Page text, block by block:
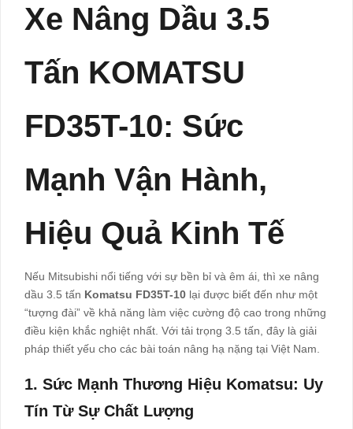
Xe Nâng Dầu 3.5
Tấn KOMATSU
FD35T-10: Sức
Mạnh Vận Hành,
Hiệu Quả Kinh Tế
Nếu Mitsubishi nổi tiếng với sự bền bỉ và êm ái, thì xe nâng
dầu 3.5 tấn Komatsu FD35T-10 lại được biết đến như một
“tượng đài” về khả năng làm việc cường độ cao trong những
điều kiện khắc nghiệt nhất. Với tải trọng 3.5 tấn, đây là giải
pháp thiết yếu cho các bài toán nâng hạ nặng tại Việt Nam.
1. Sức Mạnh Thương Hiệu Komatsu: Uy
Tín Từ Sự Chất Lượng